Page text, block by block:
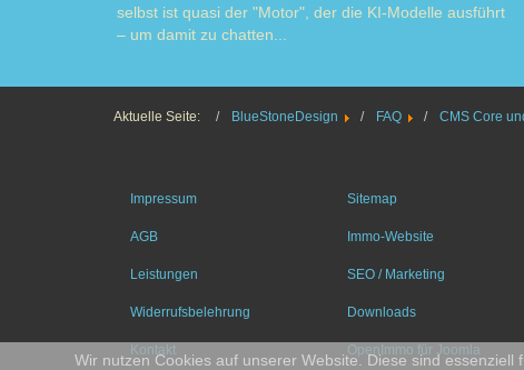
selbst ist quasi der "Motor", der die KI-Modelle ausführt
– um damit zu chatten...
Aktuelle Seite: BlueStoneDesign FAQ CMS Core
Impressum
AGB
Leistungen
Widerrufsbelehrung
Kontakt
Sitemap
Immo-Website
SEO / Marketing
Downloads
OpenImmo für Joomla
Wir nutzen Cookies auf unserer Website. Diese sind